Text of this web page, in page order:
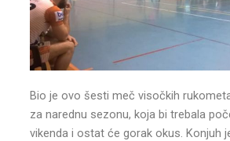
Bio je ovo šesti meč visočkih
za narednu sezonu, koja bi trebala
vikenda i ostat će gorak okus. Konjuh